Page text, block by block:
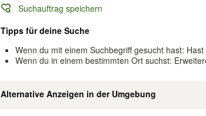
Suchauftrag speichern
Tipps für deine Suche
Wenn du mit einem Suchbegriff gesucht hast:
Wenn du in einem bestimmten Ort suchst:
Alternative Anzeigen in der Umgebung